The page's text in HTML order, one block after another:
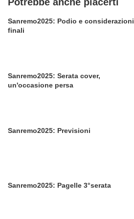
Sanremo2025: Podio e considerazioni
finali
Sanremo2025: Serata cover,
un'occasione persa
Sanremo2025: Previsioni
Sanremo2025: Pagelle 3°serata